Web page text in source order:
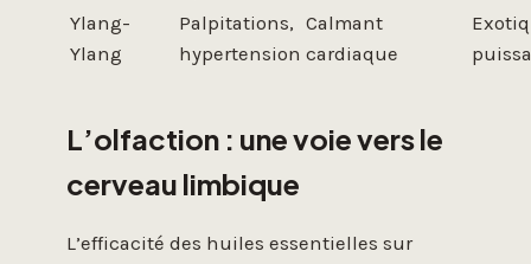
Ylang-
Ylang
Palpitations,
hypertension
Calmant
cardiaque
L’olfaction : une voie vers le
cerveau limbique
L’efficacité des huiles essentielles sur